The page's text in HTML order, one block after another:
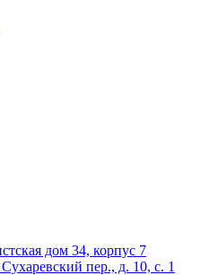
дом 34, корпус 7
пер., д. 10, с. 1